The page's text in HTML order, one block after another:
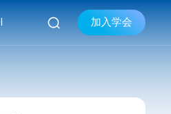
 加入学会